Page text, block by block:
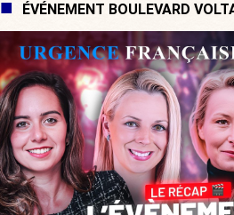
ÉVÉNEMENT BOULEVARD